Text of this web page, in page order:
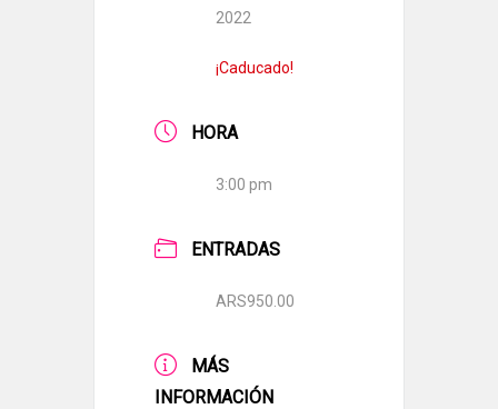
2022
¡Caducado!
HORA
3:00 pm
ENTRADAS
ARS950.00
MÁS
INFORMACIÓN